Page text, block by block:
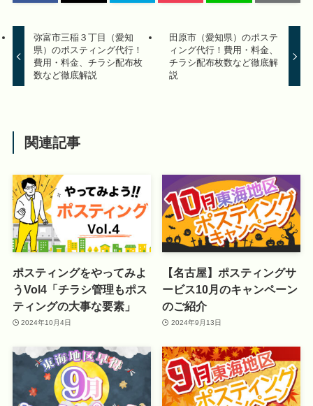
弥富市三稲３丁目（愛知
県）のポスティング代行！
費用・料金、チラシ配布枚
数など徹底解説
田原市（愛知県）のポステ
ィング代行！費用・料金、
チラシ配布枚数など徹底解
説
関連記事
ポスティングをやってみよ
うVol4「チラシ管理もポス
ティングの大事な要素」
2024年10月4日
【名古屋】ポスティングサ
ービス10月のキャンペーン
のご紹介
2024年9月13日